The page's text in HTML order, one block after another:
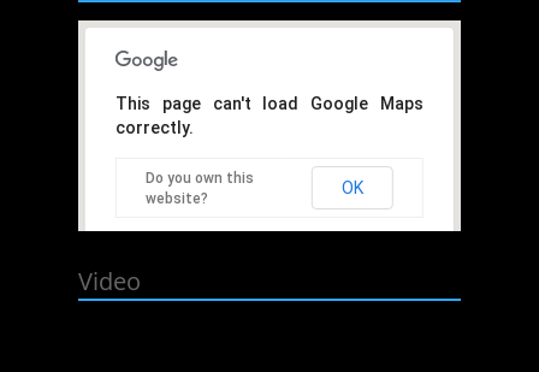
This page can't load Google Maps
correctly.
Do you own this
website?
OK
Video